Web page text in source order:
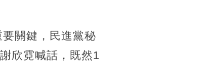
關鍵，民進黨秘
欣霓喊話，既然1